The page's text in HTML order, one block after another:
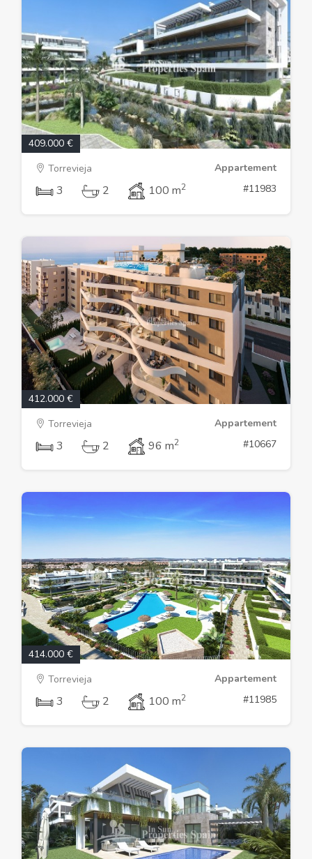
409.000 €
Torrevieja
Appartement
3 2 100 m2 #11983
412.000 €
Torrevieja
Appartement
3 2 96 m2 #10667
414.000 €
Torrevieja
Appartement
3 2 100 m2 #11985